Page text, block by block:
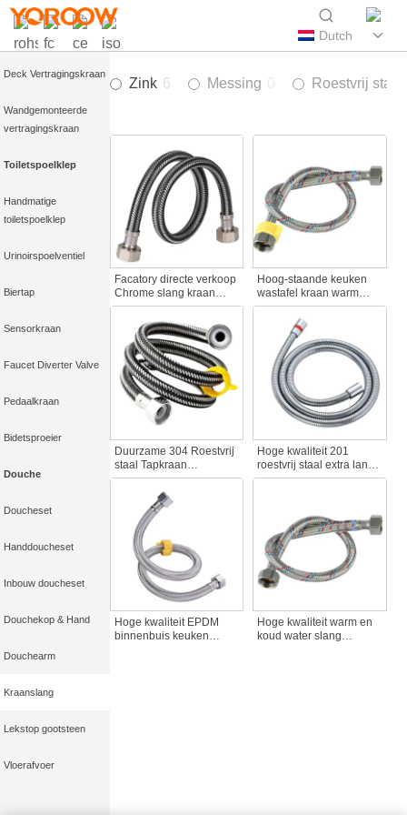
Dutch
Kraan met
tijdvertraging
Deck Vertragingskraan
Wandgemonteerde
vertragingskraan
Toiletspoelklep
Handmatige
toiletspoelklep
Urinoirspoelventiel
Biertap
Sensorkraan
Faucet Diverter Valve
Pedaalkraan
Bidetsproeier
Douche
Doucheset
Handdoucheset
Inbouw doucheset
Douchekop & Hand
Douchearm
Kraanslang
Lekstop gootsteen
Vloerafvoer
Zink 6 Messing Roestvrij staal
Facatory directe verkoop
Chrome slang kraan
kraan 90cm EPDM
binnenbuis douche
slang 304 roestvrij staal
flexibele handheld
douchekop
Hoog-staande keuken
wastafel kraan warm
koud water externe pijp
explosiebestendig
gevlochten slang
verlengd puntige kraan
accessoire
Duurzame 304 Roestvrij
staal Tapkraan
Accessoires Outdoor
Staande Warm / Koud
Tapkraan Rechte Pijp
Twee-hoofd
Explosiebestendig
Metaal
Hoge kwaliteit 201
roestvrij staal extra lange
Chrome Handheld
goedeuality kraan
accessoires
Hoge kwaliteit EPDM
binnenbuis keuken
Hoge kwaliteit warm en
koud water slang